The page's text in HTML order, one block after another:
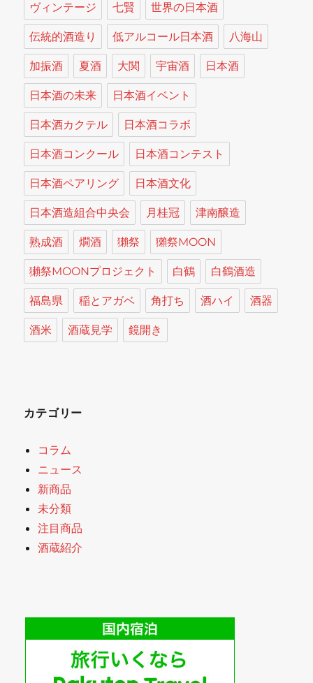
ヴィンテージ 七賢 世界の日本酒
伝統的酒造り 低アルコール日本酒 八海山
加振酒 夏酒 大関 宇宙酒 日本酒
日本酒の未来 日本酒イベント
日本酒カクテル 日本酒コラボ
日本酒コンクール 日本酒コンテスト
日本酒ペアリング 日本酒文化
日本酒造組合中央会 月桂冠 津南醸造
熟成酒 燗酒 獺祭 獺祭MOON
獺祭MOONプロジェクト 白鶴 白鶴酒造
福島県 稲とアガベ 角打ち 酒ハイ 酒器
酒米 酒蔵見学 鏡開き
カテゴリー
コラム
ニュース
新商品
未分類
注目商品
酒蔵紹介